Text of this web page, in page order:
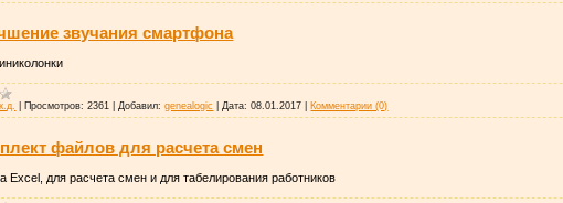
звучания смартфона
Просмотров: 2361 |Добавил: genealogic |Дата: 08.01.2017 Комментарии (0)
файлов для расчета смен
Excel, для расчета смен и для табелирования работников